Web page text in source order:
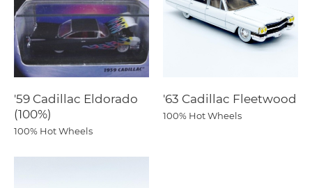
'59 Cadillac Eldorado
(100%)
100% Hot Wheels
'63 Cadillac Fleetwood
100% Hot Wheels